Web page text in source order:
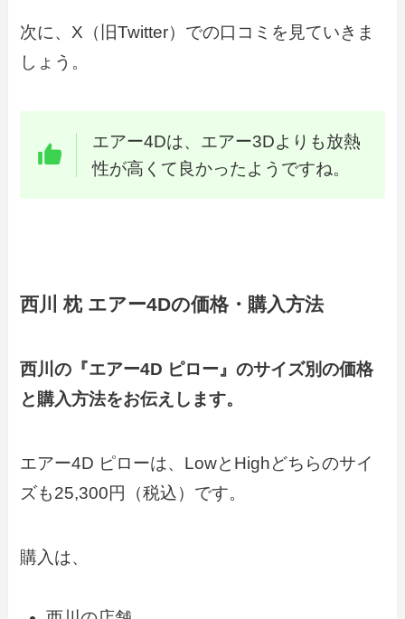
次に、X（旧Twitter）での口コミを見ていきま
しょう。
エアー4Dは、エアー3Dよりも放熱
性が高くて良かったようですね。
西川 枕 エアー4Dの価格・購入方法
西川の『エアー4D ピロー』のサイズ別の価格
と購入方法をお伝えします。
エアー4D ピローは、LowとHighどちらのサイ
ズも25,300円（税込）です。
購入は、